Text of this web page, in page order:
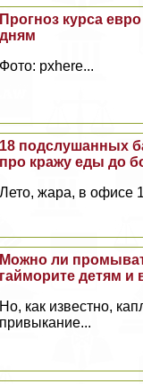
Прогноз курса
дням
Фото: pxhere...
18 подслушанных
про кражу еды до
Лето, жара, в офисе
Можно ли
гайморите детям и
Но, как известно,
привыкание...